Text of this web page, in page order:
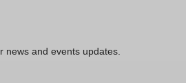
news and events updates.